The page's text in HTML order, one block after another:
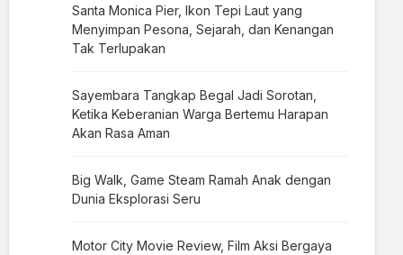
Santa Monica Pier, Ikon Tepi Laut yang
Menyimpan Pesona, Sejarah, dan Kenangan
Tak Terlupakan
Sayembara Tangkap Begal Jadi Sorotan,
Ketika Keberanian Warga Bertemu Harapan
Akan Rasa Aman
Big Walk, Game Steam Ramah Anak dengan
Dunia Eksplorasi Seru
Motor City Movie Review, Film Aksi Bergaya